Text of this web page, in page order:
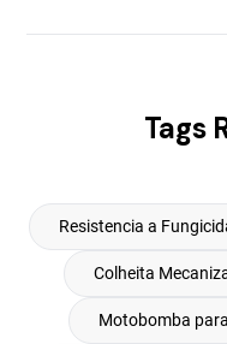
Tags
Resistencia a
Colheita
Motobomba